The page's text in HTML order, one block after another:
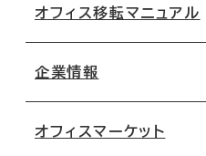
地図から探す
路線・駅から探す
オフィス移転マニュアル
移転コストシミュレーション
企業情報
オフィスマーケット